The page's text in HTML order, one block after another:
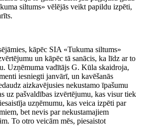
siltums» vēlējās veikt papildu izpēti,
kāpēc SIA «Tukuma siltums»
un kāpēc tā sanācis, ka līdz ar to
Uzņēmuma vadītājs G. Kūla skaidroja,
iesniegti janvārī, un kavēšanās
aizkavējusies nekustamo īpašumu
uz pašvaldības izvērtējumu, kas visur tiek
uzņēmumu, kas veica izpēti par
bet nevis par nekustamajiem
To otro veicām mēs, piesaistot